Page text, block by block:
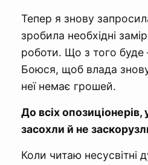
Тепер я знову
зробила необхідні
роботи. Що з того
Боюся, щоб влада
неї немає грошей.
До всіх опозиціонерів,
засохли й не
Коли читаю несусвітні